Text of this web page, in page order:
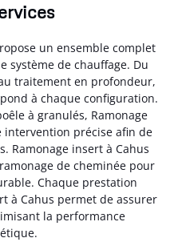
un ensemble complet
système de chauffage. Du
traitement en profondeur,
à chaque configuration.
à granulés, Ramonage
précise afin de
Ramonage insert à Cahus
de cheminée pour
Chaque prestation
à Cahus permet de assurer
la performance